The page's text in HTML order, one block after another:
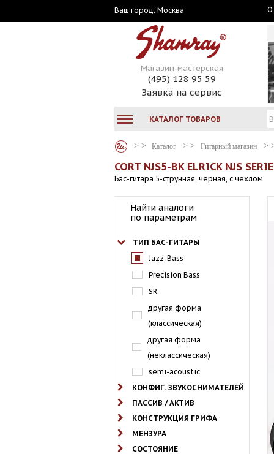
Ваш город: Москва О
Магазин-мастерская
(495) 128 95 59
Заявка на сервис
КАТАЛОГ ТОВАРОВ
Каталог Гитарный магазин
CORT NJS5-BK ELRICK NJS
Бас-гитара 5-струнная, черная, с чехлом
Найти аналоги
по параметрам
ТИП БАС-ГИТАРЫ
Jazz-Bass
Precision Bass
SR
другая форма
(классическая)
другая форма
(неклассическая)
semi-acoustic
КОНФИГ. ЗВУКОСНИМАТЕЛЕЙ
ПАССИВ / АКТИВ
КОНСТРУКЦИЯ ГРИФА
МЕНЗУРА
СОСТОЯНИЕ